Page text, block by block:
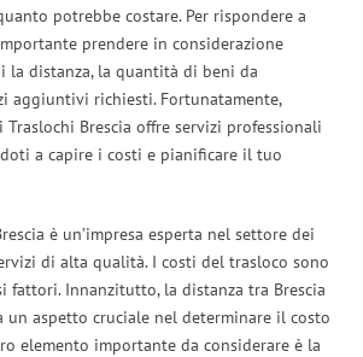
potrebbe costare. Per rispondere a
prendere in considerazione
la distanza, la quantità di beni da
aggiuntivi richiesti. Fortunatamente,
Traslochi Brescia offre servizi professionali
a capire i costi e pianificare il tuo
è un’impresa esperta nel settore dei
di alta qualità. I costi del trasloco sono
fattori. Innanzitutto, la distanza tra Brescia
un aspetto cruciale nel determinare il costo
elemento importante da considerare è la